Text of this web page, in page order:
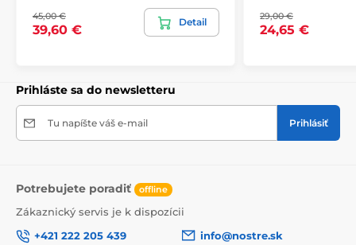
bezpečne doručený až k vám domov. Preto po
dôkladnom odkontrolovaní kvality balíme obrazy do
hrubej bublinkovej fólie.Obraz vám je doručený
o krehkom tovare, čo znižuje mieru poškodenia počas
45,00 €
39,60 €
Detail 29,00 €
24,65 €
Prihláste sa do newsletteru
Tu napíšte váš e-mail Prihlásiť
Potrebujete poradiť offline
Zákaznický servis je k dispozícii
+421 222 205 439
info@nostre.sk